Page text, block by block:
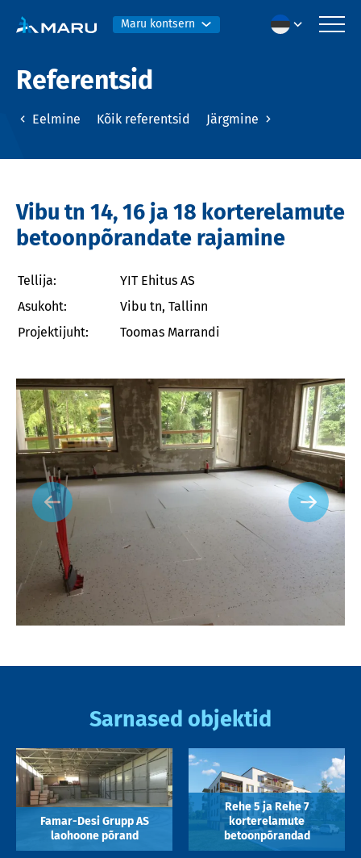
Maru kontsern
Referentsid
Eelmine Kõik referentsid Järgmine
Vibu tn 14, 16 ja 18 korterelamute
betoonpõrandate rajamine
Tellija:
YIT Ehitus AS
Asukoht:
Vibu tn, Tallinn
Projektijuht:
Toomas Marrandi
Sarnased objektid
Famar-Desi Grupp AS
laohoone põrand
Rehe 5 ja Rehe 7
korterelamute
betoonpõrandad